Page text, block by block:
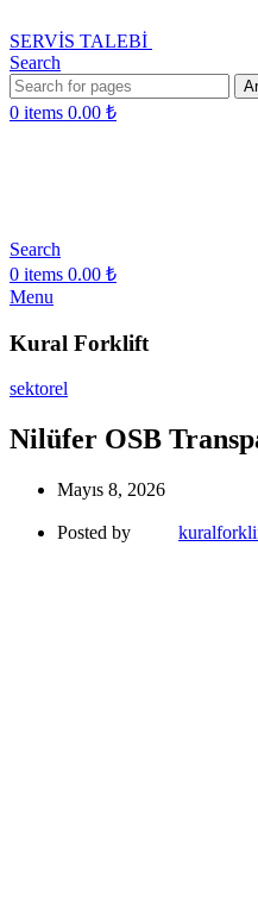
SERVİS TALEBİ
Search
0 items 0.00 ₺
Search
0 items 0.00 ₺
Menu
Kural Forklift
sektorel
Nilüfer OSB
Mayıs 8, 2026
Posted by